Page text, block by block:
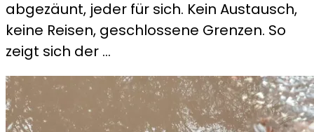
und
was
mit
uns
macht
abgezäunt, jeder für sich. Kein Austausch,
keine Reisen, geschlossene Grenzen. So
zeigt sich der …